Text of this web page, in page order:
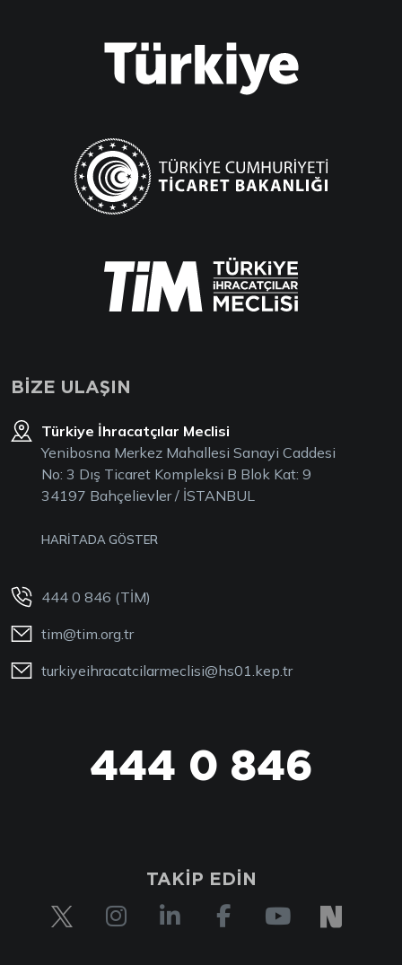
BİZE ULAŞIN
Türkiye İhracatçılar Meclisi
Yenibosna Merkez Mahallesi Sanayi Caddesi
No: 3 Dış Ticaret Kompleksi B Blok Kat: 9
34197 Bahçelievler / İSTANBUL
HARİTADA GÖSTER
444 0 846 (TİM)
tim@tim.org.tr
turkiyeihracatcilarmeclisi@hs01.kep.tr
444 0 846
TAKİP EDİN